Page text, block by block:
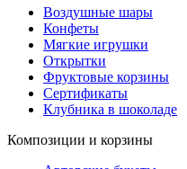
Воздушные шары
Конфеты
Мягкие игрушки
Открытки
Фруктовые корзины
Сертификаты
Клубника в шоколаде
Композиции и корзины